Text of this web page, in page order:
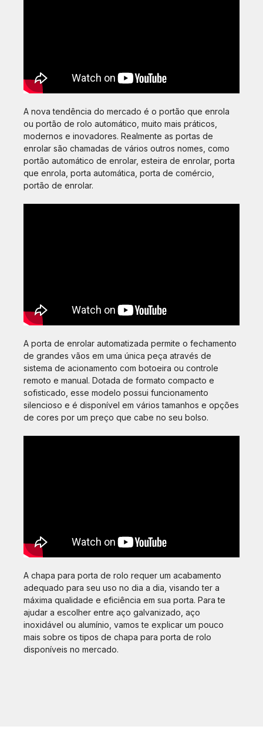
A nova tendência do mercado é o portão que enrola
ou portão de rolo automático, muito mais práticos,
modernos e inovadores. Realmente as portas de
enrolar são chamadas de vários outros nomes, como
portão automático de enrolar, esteira de enrolar, porta
que enrola, porta automática, porta de comércio,
portão de enrolar.
A porta de enrolar automatizada permite o fechamento
de grandes vãos em uma única peça através de
sistema de acionamento com botoeira ou controle
remoto e manual. Dotada de formato compacto e
sofisticado, esse modelo possui funcionamento
silencioso e é disponível em vários tamanhos e opções
de cores por um preço que cabe no seu bolso.
A chapa para porta de rolo requer um acabamento
adequado para seu uso no dia a dia, visando ter a
máxima qualidade e eficiência em sua porta. Para te
ajudar a escolher entre aço galvanizado, aço
inoxidável ou alumínio, vamos te explicar um pouco
mais sobre os tipos de chapa para porta de rolo
disponíveis no mercado.